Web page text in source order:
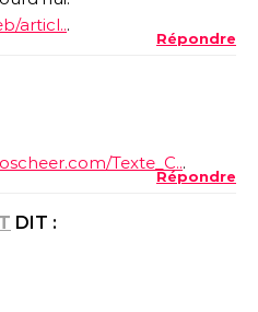
articl...
Répondre
Texte_C...
Répondre
DIT :